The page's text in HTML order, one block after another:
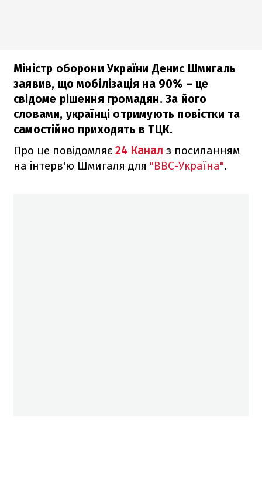
Міністр оборони України Денис Шмигаль
заявив, що мобілізація на 90% – це
свідоме рішення громадян. За його
словами, українці отримують повістки та
самостійно приходять в ТЦК.
Про це повідомляє 24 Канал з посиланням
на інтерв'ю Шмигаля для "ВВС-Україна".